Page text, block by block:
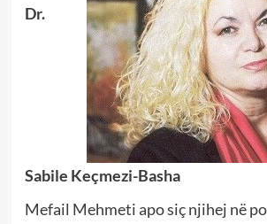
Dr.
Sabile Keçmezi-Basha
Mefail Mehmeti apo siç njihej në